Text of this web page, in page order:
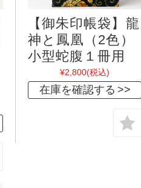
【御朱印帳袋】龍
神と鳳凰（2色）
小型蛇腹１冊用
¥2,800(税込)
在庫を確認する